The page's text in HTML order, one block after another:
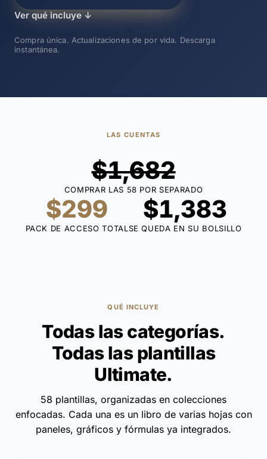
Ver qué incluye ↓
Compra única. Actualizaciones de por vida. Descarga
instantánea.
LAS CUENTAS
$1,682
COMPRAR LAS 58 POR SEPARADO
$299
PACK DE ACCESO TOTAL
$1,383
SE QUEDA EN SU BOLSILLO
QUÉ INCLUYE
Todas las categorías.
Todas las plantillas
Ultimate.
58 plantillas, organizadas en colecciones
enfocadas. Cada una es un libro de varias hojas con
paneles, gráficos y fórmulas ya integrados.